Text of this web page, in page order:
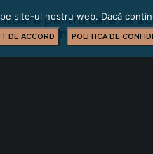
pentru care se
pentru anul 2022
site-ul nostru web. Dacă
DE ACCORD POLITICA DE